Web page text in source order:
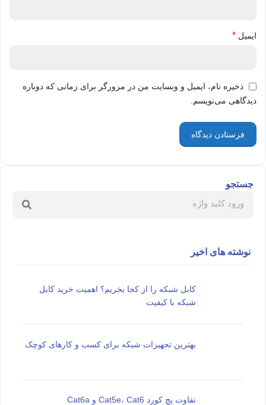
ایمیل *
ذخیره نام، ایمیل و وبسایت من در مرورگر برای زمانی که دوباره
دیدگاهی می‌نویسم.
جستجو
نوشته های اخیر
کابل شبکه را از کجا بخریم؟ اهمیت خرید کابل
شبکه با کیفیت
بهترین تجهیزات شبکه برای کسب و کارهای کوچک
تفاوت پچ کورد Cat5e، Cat6 و Cat6a